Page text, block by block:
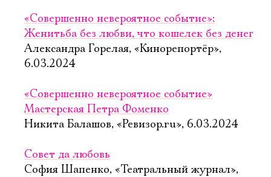
«Совершенно невероятное событие»:
Женитьба без любви, что кошелек без денег
Александра Горелая, «Кинорепортёр»,
6.03.2024
«Совершенно невероятное событие»
Мастерская Петра Фоменко
Никита Балашов, «Ревизор.ru», 6.03.2024
Совет да любовь
София Шапенко, «Театральный журнал»,